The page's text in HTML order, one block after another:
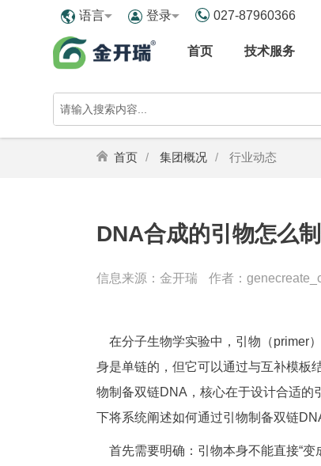
首页 技术服务
语言 登录 027-87960366
首页 集团概况 行业动态
DNA合成的引物怎么
信息来源：金开瑞 作者：
在分子生物学实验中，引物（primer
身是单链的，但它可以通过与互补模板
物制备双链DNA，核心在于设计合适的
下将系统阐述如何通过引物制备双链
首先需要明确：引物本身不能直接“变